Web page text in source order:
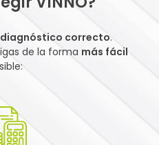
diagnóstico correcto.
de la forma más fácil